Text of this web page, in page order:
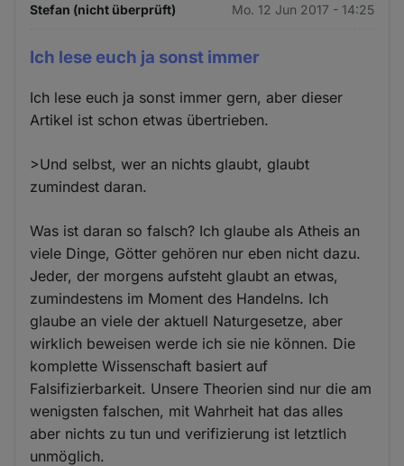
Stefan (nicht überprüft) Mo. 12 Jun 2017 - 14:25
Ich lese euch ja sonst immer
Ich lese euch ja sonst immer gern, aber dieser
Artikel ist schon etwas übertrieben.
>Und selbst, wer an nichts glaubt, glaubt
zumindest daran.
Was ist daran so falsch? Ich glaube als Atheis an
viele Dinge, Götter gehören nur eben nicht dazu.
Jeder, der morgens aufsteht glaubt an etwas,
zumindestens im Moment des Handelns. Ich
glaube an viele der aktuell Naturgesetze, aber
wirklich beweisen werde ich sie nie können. Die
komplette Wissenschaft basiert auf
Falsifizierbarkeit. Unsere Theorien sind nur die am
wenigsten falschen, mit Wahrheit hat das alles
aber nichts zu tun und verifizierung ist letztlich
unmöglich.